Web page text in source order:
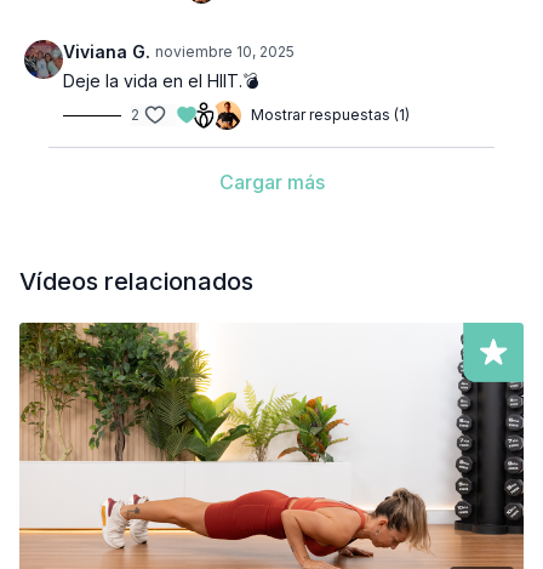
Viviana G. noviembre 10, 2025
Deje la vida en el HIIT.💣
2 Mostrar respuestas (1)
Cargar más
Vídeos relacionados